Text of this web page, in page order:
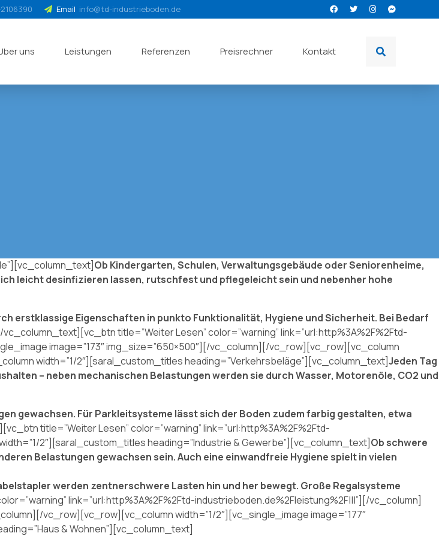
Email info@td-industrieboden.de
uns Leistungen Referenzen Preisrechner Kontakt
Ob Kindergarten, Schulen, Verwaltungsgebäude oder Seniorenheime,
leicht desinfizieren lassen, rutschfest und pflegeleicht sein und nebenher hohe
erstklassige Eigenschaften in punkto Funktionalität, Hygiene und Sicherheit. Bei Bedarf
vc_column_text][vc_btn title=”Weiter Lesen” color=”warning” link=”url:http%3A%2F%2Ftd-
image=”173″ img_size=”650×500″][/vc_column][/vc_row][vc_row][vc_column
width=”1/2″][saral_custom_titles heading=”Verkehrsbeläge”][vc_column_text]Jeden Tag
– neben mechanischen Belastungen werden sie durch Wasser, Motorenöle, CO2 und
gewachsen. Für Parkleitsysteme lässt sich der Boden zudem farbig gestalten, etwa
title=”Weiter Lesen” color=”warning” link=”url:http%3A%2F%2Ftd-
2″][saral_custom_titles heading=”Industrie & Gewerbe”][vc_column_text]Ob schwere
Belastungen gewachsen sein. Auch eine einwandfreie Hygiene spielt in vielen
werden zentnerschwere Lasten hin und her bewegt. Große Regalsysteme
link=”url:http%3A%2F%2Ftd-industrieboden.de%2Fleistung%2F|||”][/vc_column]
vc_row][vc_row][vc_column width=”1/2″][vc_single_image image=”177″
& Wohnen”][vc_column_text]